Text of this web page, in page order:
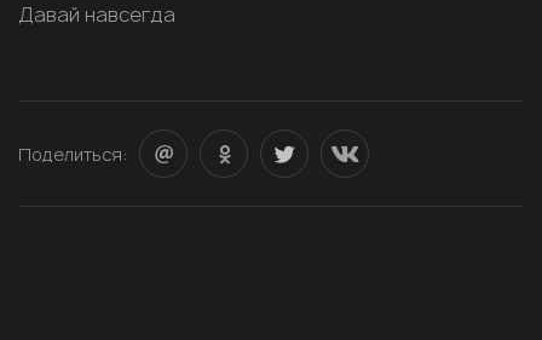
Давай навсегда
Поделиться: